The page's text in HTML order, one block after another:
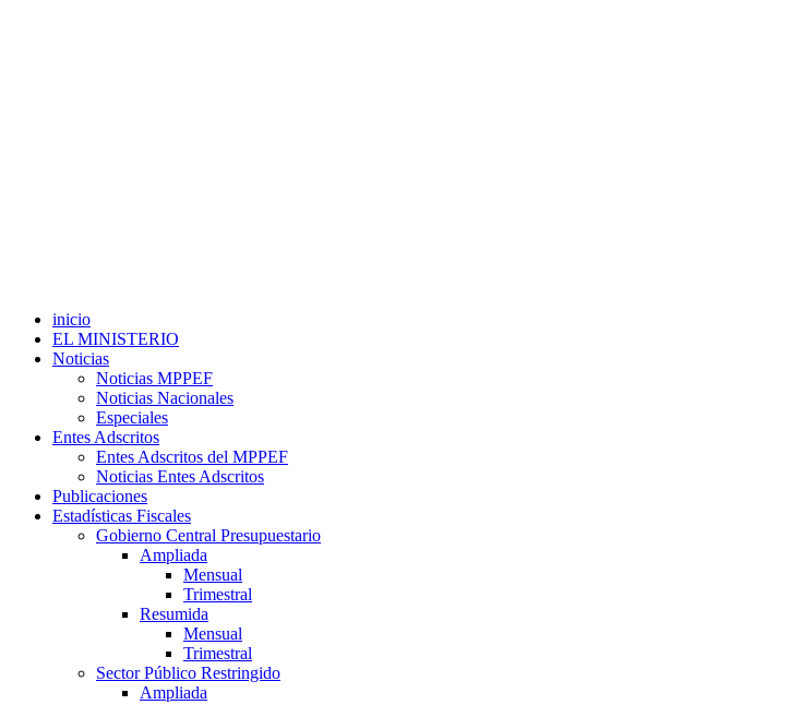
inicio
EL MINISTERIO
Noticias
Noticias MPPEF
Noticias Nacionales
Especiales
Entes Adscritos
Entes Adscritos del MPPEF
Noticias Entes Adscritos
Publicaciones
Estadísticas Fiscales
Gobierno Central Presupuestario
Ampliada
Mensual
Trimestral
Resumida
Mensual
Trimestral
Sector Público Restringido
Ampliada